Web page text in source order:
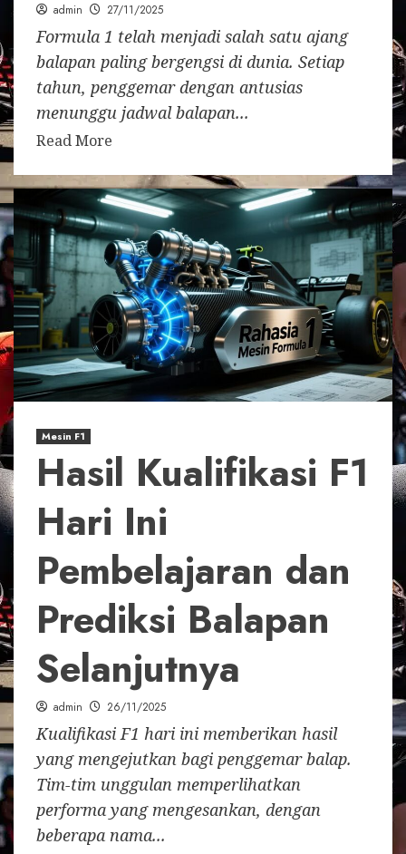
admin 27/11/2025
Formula 1 telah menjadi salah satu ajang
balapan paling bergengsi di dunia. Setiap
tahun, penggemar dengan antusias
menunggu jadwal balapan...
Read More
Mesin F1
Hasil Kualifikasi F1
Hari Ini
Pembelajaran dan
Prediksi Balapan
Selanjutnya
admin 26/11/2025
Kualifikasi F1 hari ini memberikan hasil
yang mengejutkan bagi penggemar balap.
Tim-tim unggulan memperlihatkan
performa yang mengesankan, dengan
beberapa nama...